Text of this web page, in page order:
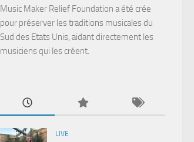
Music Maker Relief Foundation a été crée
pour préserver les traditions musicales du
Sud des Etats Unis, aidant directement les
musiciens qui les créent.
LIVE